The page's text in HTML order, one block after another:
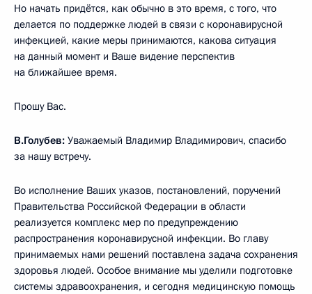
Но начать придётся, как обычно в это время, с того, что
делается по поддержке людей в связи с коронавирусной
инфекцией, какие меры принимаются, какова ситуация
на данный момент и Ваше видение перспектив
на ближайшее время.
Прошу Вас.
В.Голубев: Уважаемый Владимир Владимирович, спасибо
за нашу встречу.
Во исполнение Ваших указов, постановлений, поручений
Правительства Российской Федерации в области
реализуется комплекс мер по предупреждению
распространения коронавирусной инфекции. Во главу
принимаемых нами решений поставлена задача сохранения
здоровья людей. Особое внимание мы уделили подготовке
системы здравоохранения, и сегодня медицинскую помощь